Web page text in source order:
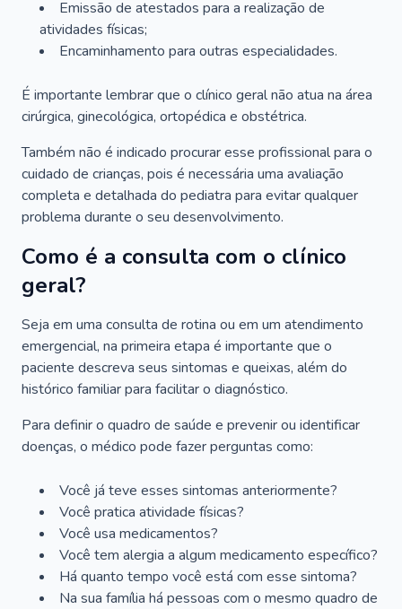
Emissão de atestados para a realização de
atividades físicas;
Encaminhamento para outras especialidades.
É importante lembrar que o clínico geral não atua na área
cirúrgica, ginecológica, ortopédica e obstétrica.
Também não é indicado procurar esse profissional para o
cuidado de crianças, pois é necessária uma avaliação
completa e detalhada do pediatra para evitar qualquer
problema durante o seu desenvolvimento.
Como é a consulta com o clínico
geral?
Seja em uma consulta de rotina ou em um atendimento
emergencial, na primeira etapa é importante que o
paciente descreva seus sintomas e queixas, além do
histórico familiar para facilitar o diagnóstico.
Para definir o quadro de saúde e prevenir ou identificar
doenças, o médico pode fazer perguntas como:
Você já teve esses sintomas anteriormente?
Você pratica atividade físicas?
Você usa medicamentos?
Você tem alergia a algum medicamento específico?
Há quanto tempo você está com esse sintoma?
Na sua família há pessoas com o mesmo quadro de